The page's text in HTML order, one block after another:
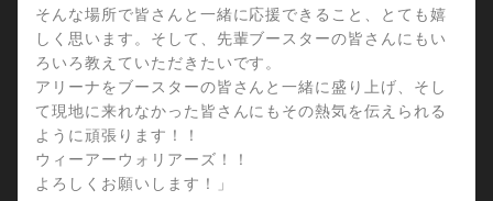
そんな場所で皆さんと一緒に応援できること、とても嬉
しく思います。そして、先輩ブースターの皆さんにもい
ろいろ教えていただきたいです。
アリーナをブースターの皆さんと一緒に盛り上げ、そし
て現地に来れなかった皆さんにもその熱気を伝えられる
ように頑張ります！！
ウィーアーウォリアーズ！！
よろしくお願いします！」